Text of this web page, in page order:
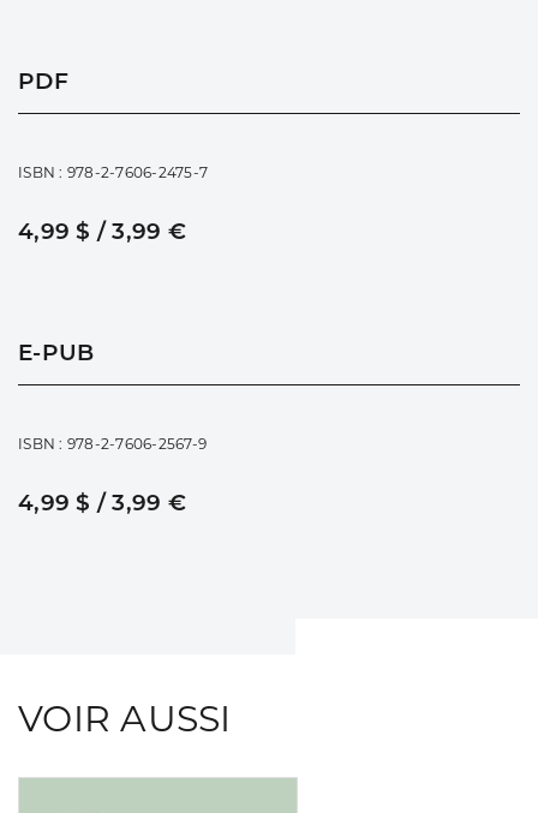
PDF
ISBN : 978-2-7606-2475-7
4,99 $ / 3,99 €
E-PUB
ISBN : 978-2-7606-2567-9
4,99 $ / 3,99 €
VOIR AUSSI